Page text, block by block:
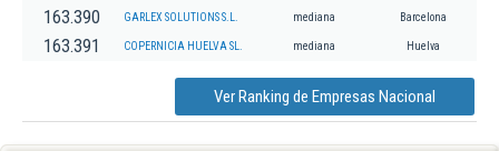
163.390 GARLEX SOLUTIONS S.L. mediana Barcelona
163.391 COPERNICIA HUELVA SL. mediana Huelva
Ver Ranking de Empresas Nacional